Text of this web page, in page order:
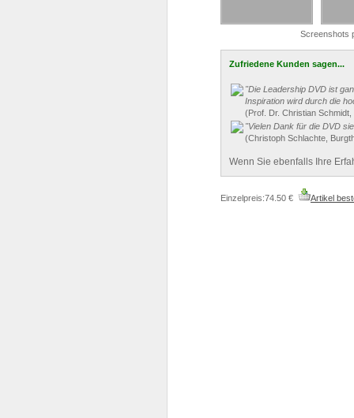
Screenshots
Zufriedene Kunden sagen...
"Die Leadership DVD ist
Inspiration wird durch die
(Prof. Dr. Christian
"Vielen Dank für die DVD
(Christoph Schlachte,
Wenn Sie ebenfalls Ihre
Einzelpreis:74.50 € Artikel